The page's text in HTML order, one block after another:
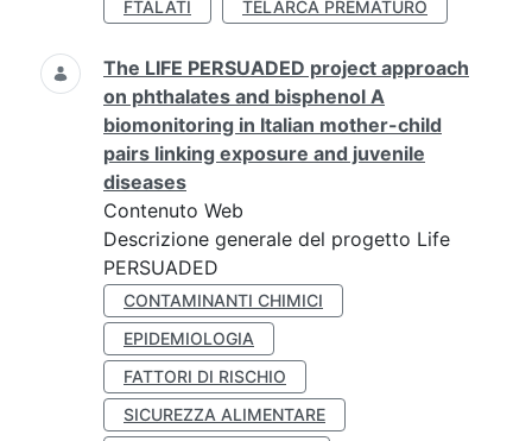
FTALATI
TELARCA PREMATURO
The LIFE PERSUADED project approach
on phthalates and bisphenol A
biomonitoring in Italian mother-child
pairs linking exposure and juvenile
diseases
Contenuto Web
Descrizione generale del progetto Life
PERSUADED
CONTAMINANTI CHIMICI
EPIDEMIOLOGIA
FATTORI DI RISCHIO
SICUREZZA ALIMENTARE